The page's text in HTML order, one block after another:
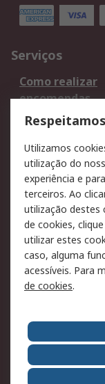
Serviços
Como realizar
encomendas
Formas de
Pagamento e
faturação
Legal
Aviso legal
Política de
- Atualizada
Condições de
Sobre a RS
A RS no mundo
Sobre a RS
Utilizamos
utilização do
experiência e
terceiros. Ao
utilização destes
de cookies,
utilizar estes
caso, alguma
acessíveis. Para
de cookies.